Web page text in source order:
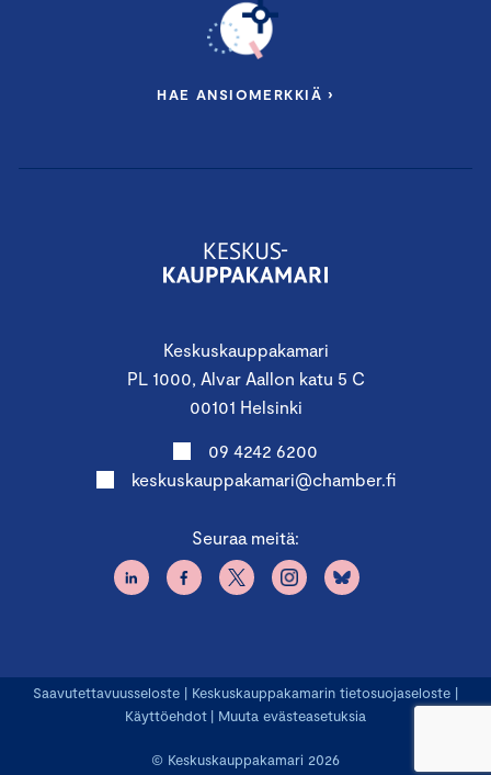
Keskuskauppakamari
PL 1000, Alvar Aallon katu 5 C
00101 Helsinki
09 4242 6200
keskuskauppakamari@chamber.fi
Seuraa meitä:
HAE ANSIOMERKKIÄ ›
© Keskuskauppakamari 2026
Saavutettavuusseloste | Keskuskauppakamarin tietosuojaseloste |
Käyttöehdot | Muuta evästeasetuksia